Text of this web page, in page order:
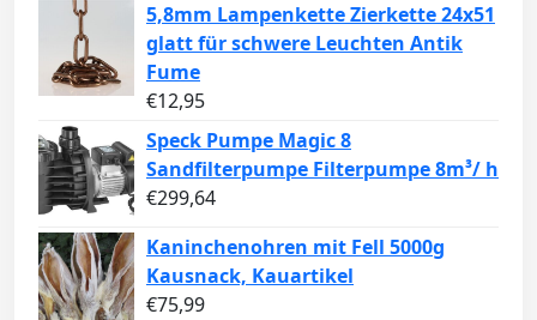
5,8mm Lampenkette Zierkette 24x51
glatt für schwere Leuchten Antik
Fume
€12,95
Speck Pumpe Magic 8
Sandfilterpumpe Filterpumpe 8m³/ h
€299,64
Kaninchenohren mit Fell 5000g
Kausnack, Kauartikel
€75,99